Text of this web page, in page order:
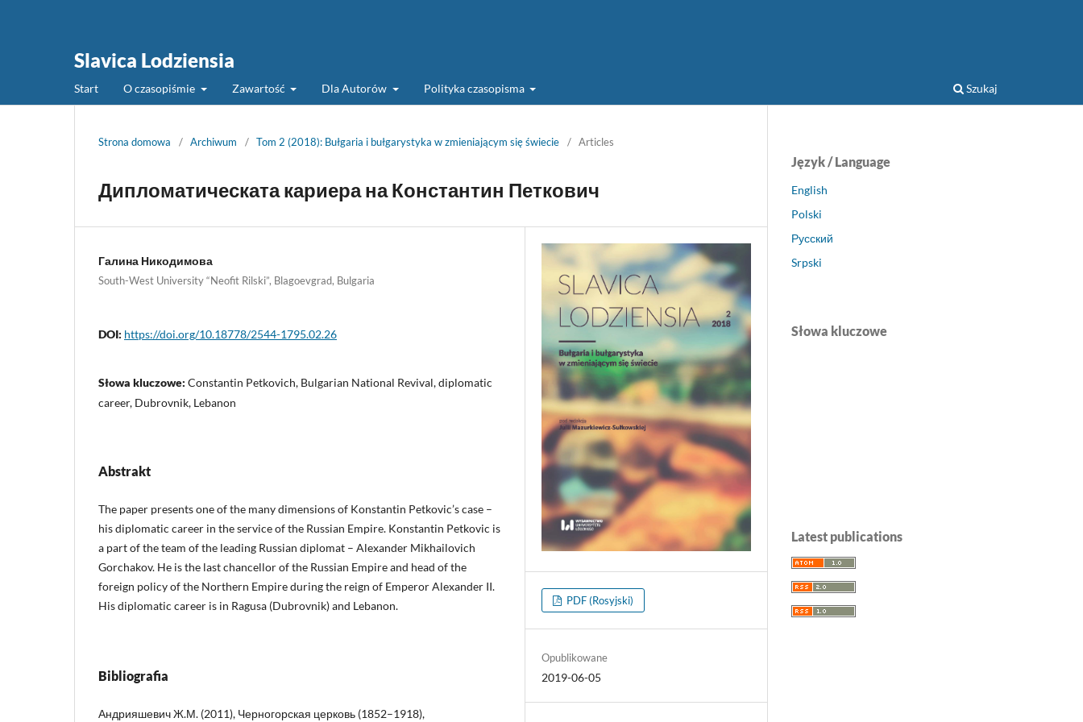
Slavica Lodziensia
Start O czasopiśmie Zawartość Dla Autorów Polityka czasopisma Szukaj
Strona domowa / Archiwum / Tom 2 (2018): Bułgaria i bułgarystyka w zmieniającym się świecie / Articles
Дипломатическата кариера на Константин Петкович
Галина Никодимова
South-West University “Neofit Rilski”, Blagoevgrad, Bulgaria
DOI: https://doi.org/10.18778/2544-1795.02.26
Słowa kluczowe: Constantin Petkovich, Bulgarian National Revival, diplomatic
career, Dubrovnik, Lebanon
Abstrakt
The paper presents one of the many dimensions of Konstantin Petkovic’s case –
his diplomatic career in the service of the Russian Empire. Konstantin Petkovic is
a part of the team of the leading Russian diplomat – Alexander Mikhailovich
Gorchakov. He is the last chancellor of the Russian Empire and head of the
foreign policy of the Northern Empire during the reign of Emperor Alexander II.
His diplomatic career is in Ragusa (Dubrovnik) and Lebanon.
Bibliografia
Андрияшевич Ж.М. (2011), Черногорская церковь (1852–1918),
PDF (Rosyjski)
Opublikowane
2019-06-05
Język / Language
English
Polski
Русский
Srpski
Słowa kluczowe
Latest publications